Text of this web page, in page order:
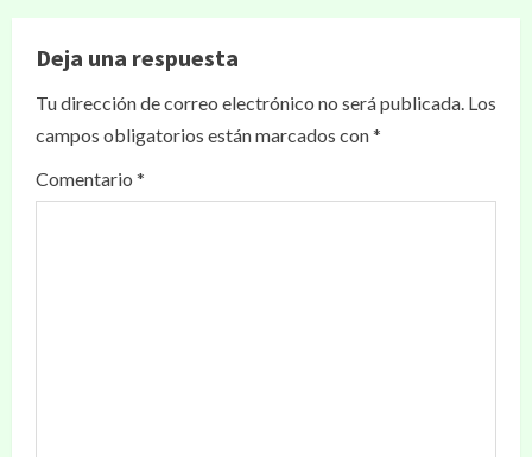
Deja una respuesta
Tu dirección de correo electrónico no será publicada. Los
campos obligatorios están marcados con*
Comentario *